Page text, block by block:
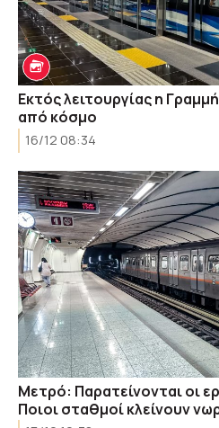
Εκτός λειτουργίας η
από κόσμο
16/12 08:34
Μετρό: Παρατείνονται οι
Ποιοι σταθμοί κλείνουν